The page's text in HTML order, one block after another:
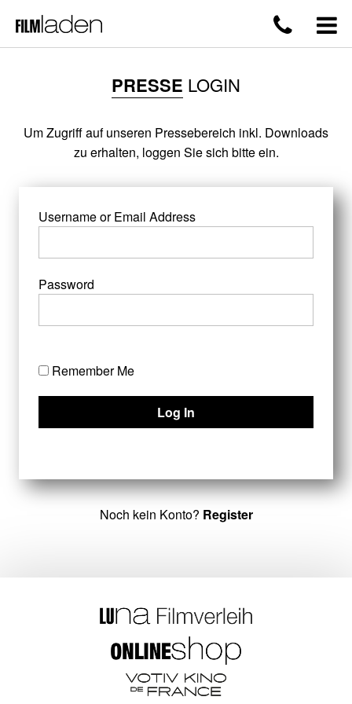
PRESSE LOGIN
Um Zugriff auf unseren Pressebereich inkl. Downloads
zu erhalten, loggen Sie sich bitte ein.
Username or Email Address
Password
Remember Me
Noch kein Konto? Register